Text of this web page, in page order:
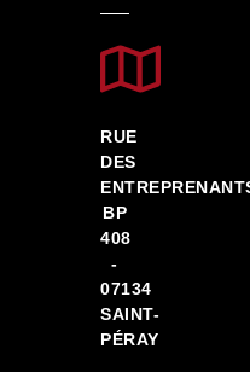
RUE
DES
BP
408
-
07134
SAINT-
PÉRAY